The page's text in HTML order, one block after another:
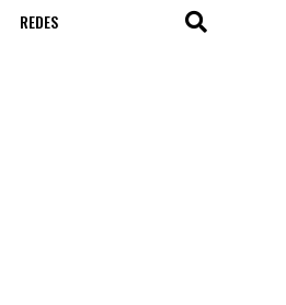
REDES